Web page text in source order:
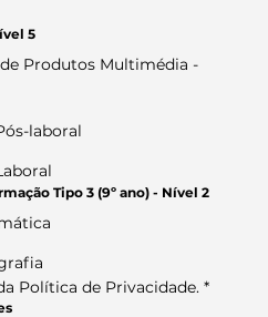
5
Produtos Multimédia -
laboral
Tipo 3 (9º ano) - Nível 2
Política de Privacidade. *